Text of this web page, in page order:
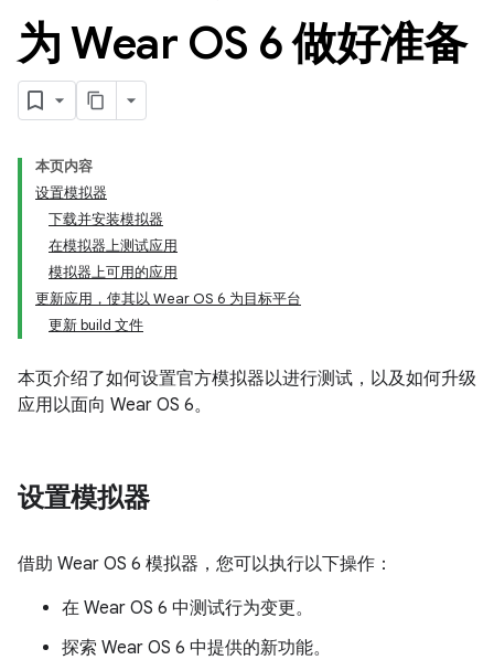
为 Wear OS 6 做好准备
本页内容
设置模拟器
下载并安装模拟器
在模拟器上测试应用
模拟器上可用的应用
更新应用，使其以 Wear OS 6 为目标平台
更新 build 文件
本页介绍了如何设置官方模拟器以进行测试，以及如何升级
应用以面向 Wear OS 6。
设置模拟器
借助 Wear OS 6 模拟器，您可以执行以下操作：
在 Wear OS 6 中测试行为变更。
探索 Wear OS 6 中提供的新功能。